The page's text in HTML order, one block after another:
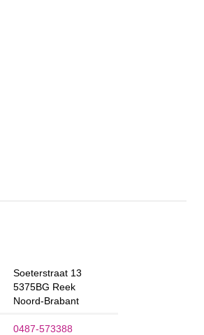
Soeterstraat 13
5375BG Reek
Noord-Brabant
0487-573388